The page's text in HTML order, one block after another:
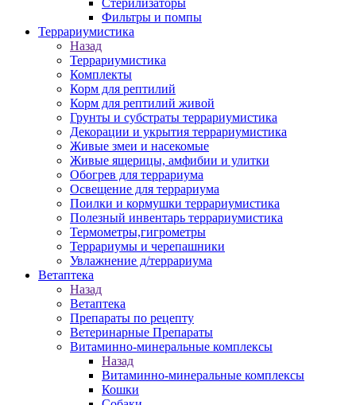
Стерилизаторы
Фильтры и помпы
Террариумистика
Назад
Террариумистика
Комплекты
Корм для рептилий
Корм для рептилий живой
Грунты и субстраты террариумистика
Декорации и укрытия террариумистика
Живые змеи и насекомые
Живые ящерицы, амфибии и улитки
Обогрев для террариума
Освещение для террариума
Поилки и кормушки террариумистика
Полезный инвентарь террариумистика
Термометры,гигрометры
Террариумы и черепашники
Увлажнение д/террариума
Ветаптека
Назад
Ветаптека
Препараты по рецепту
Ветеринарные Препараты
Витаминно-минеральные комплексы
Назад
Витаминно-минеральные комплексы
Кошки